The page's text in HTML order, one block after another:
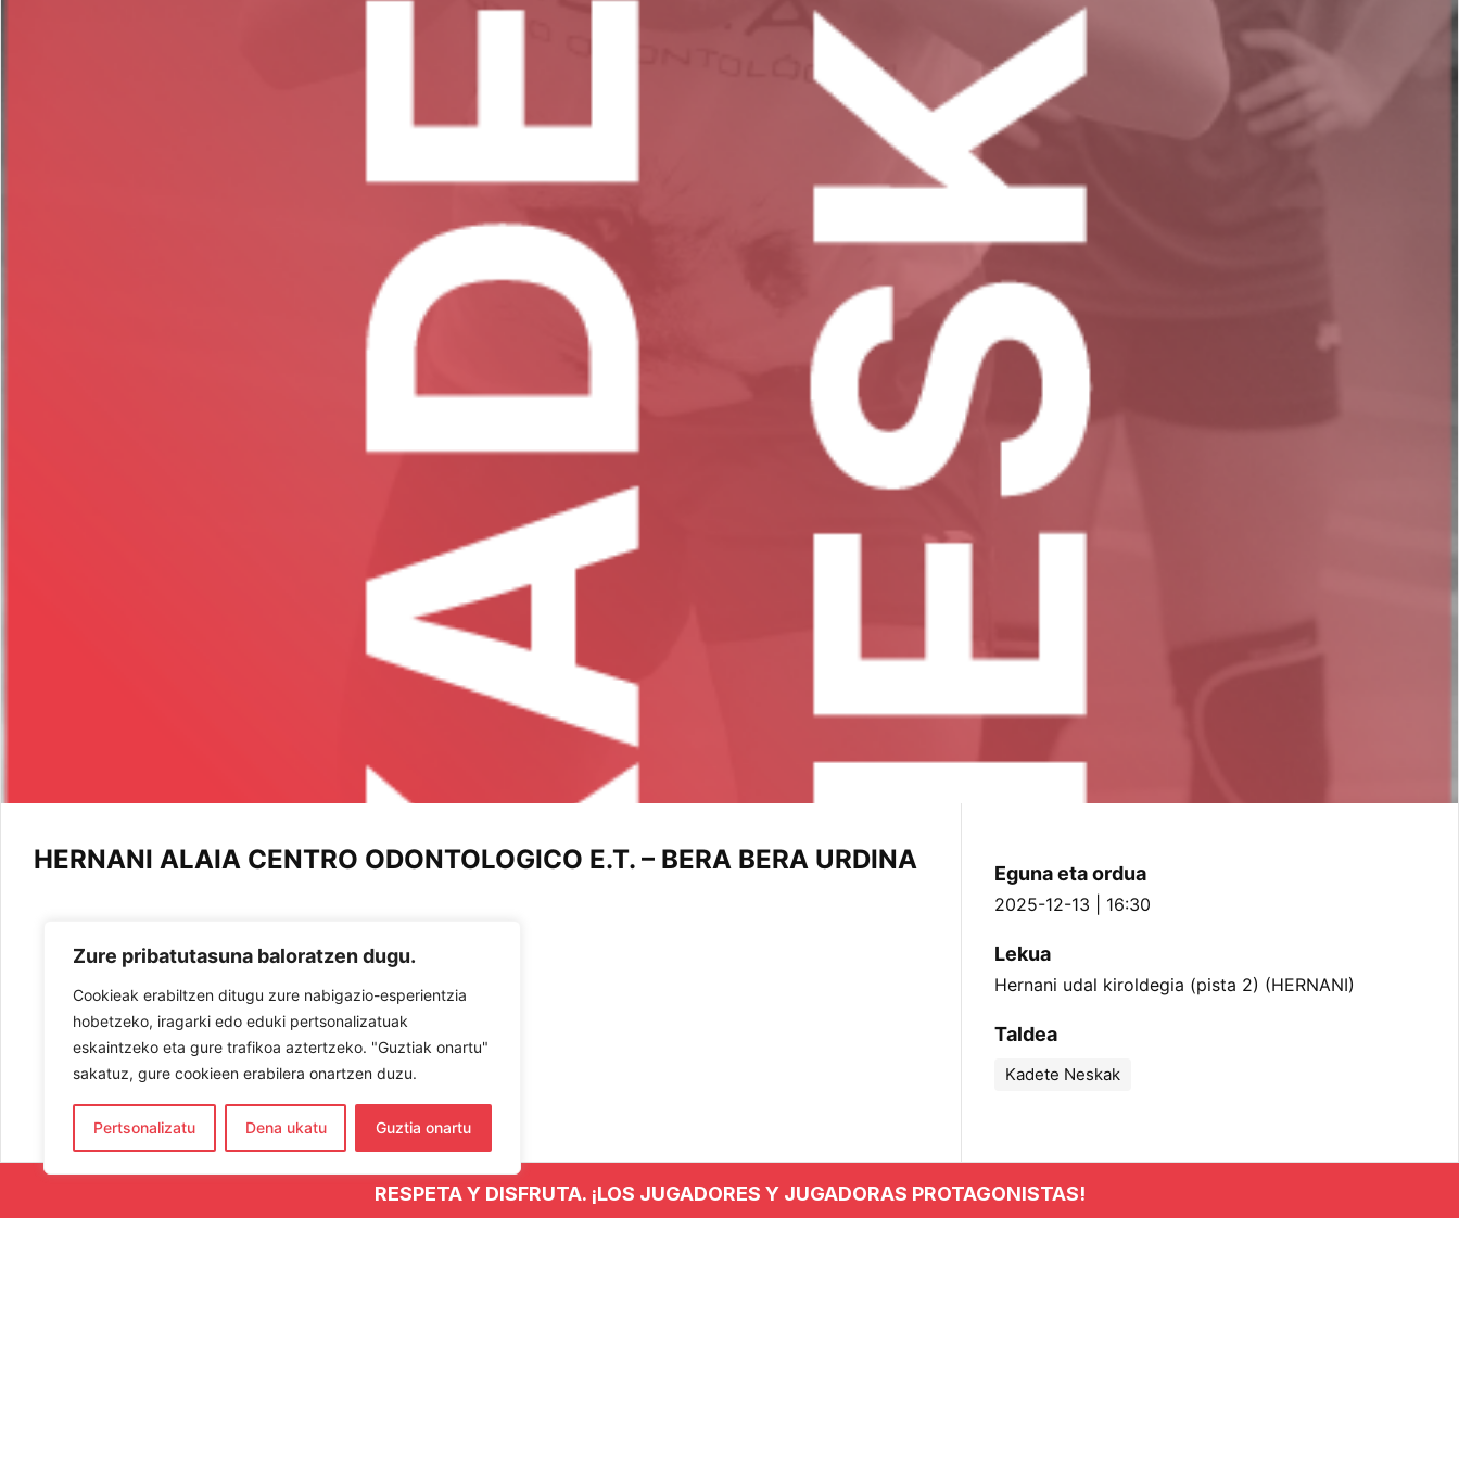
Zure pribatutasuna baloratzen dugu.
Cookieak erabiltzen ditugu zure nabigazio-esperientzia
hobetzeko, iragarki edo eduki pertsonalizatuak
eskaintzeko eta gure trafikoa aztertzeko. "Guztiak onartu"
sakatuz, gure cookieen erabilera onartzen duzu.
Pertsonalizatu Dena ukatu Guztia onartu
HERNANI ALAIA CENTRO ODONTOLOGICO E.T. – BERA BERA URDINA Eguna eta ordua
2025-12-13 | 16:30
Lekua
Hernani udal kiroldegia (pista 2) (HERNANI)
Taldea
Kadete Neskak
RESPETA Y DISFRUTA. ¡LOS JUGADORES Y JUGADORAS PROTAGONISTAS!